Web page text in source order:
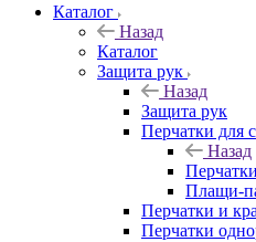
Каталог
Назад
Каталог
Защита рук
Назад
Защита рук
Перчатки для
Назад
Плащи-
Перчатки и
Перчатки